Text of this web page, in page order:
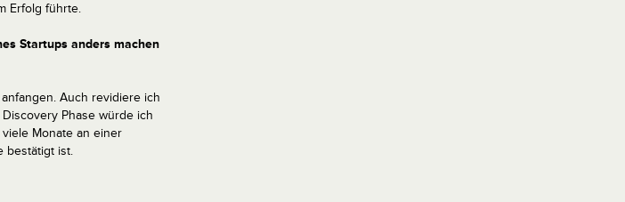
Erfolg führte.
Startups anders machen
Auch revidiere ich
Phase würde ich
Monate an einer
bestätigt ist.